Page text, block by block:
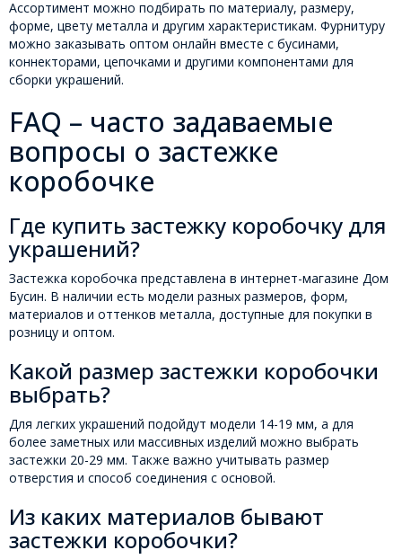
Ассортимент можно подбирать по материалу, размеру,
форме, цвету металла и другим характеристикам. Фурнитуру
можно заказывать оптом онлайн вместе с бусинами,
коннекторами, цепочками и другими компонентами для
сборки украшений.
FAQ – часто задаваемые
вопросы о застежке
коробочке
Где купить застежку коробочку для
украшений?
Застежка коробочка представлена в интернет-магазине Дом
Бусин. В наличии есть модели разных размеров, форм,
материалов и оттенков металла, доступные для покупки в
розницу и оптом.
Какой размер застежки коробочки
выбрать?
Для легких украшений подойдут модели 14-19 мм, а для
более заметных или массивных изделий можно выбрать
застежки 20-29 мм. Также важно учитывать размер
отверстия и способ соединения с основой.
Из каких материалов бывают
застежки коробочки?